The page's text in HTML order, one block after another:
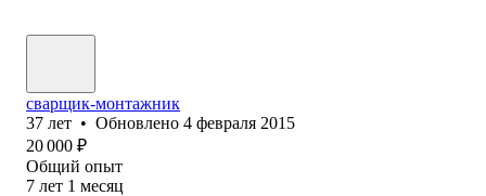
сварщик-монтажник
37 лет • Обновлено 4 февраля 2015
20 000 ₽
Общий опыт
7 лет 1 месяц